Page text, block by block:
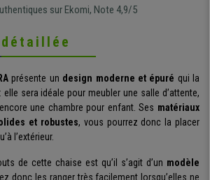
sur Ekomi, Note 4,9/5
détaillée
présente un design moderne et épuré qui la
: elle sera idéale pour meubler une salle d’attente,
une chambre pour enfant. Ses matériaux
et robustes, vous pourrez donc la placer
l’extérieur.
de cette chaise est qu’il s’agit d’un modèle
donc les ranger très facilement lorsqu’elles ne